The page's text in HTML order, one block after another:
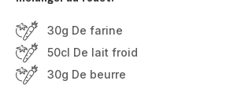
30g De farine
50cl De lait froid
30g De beurre